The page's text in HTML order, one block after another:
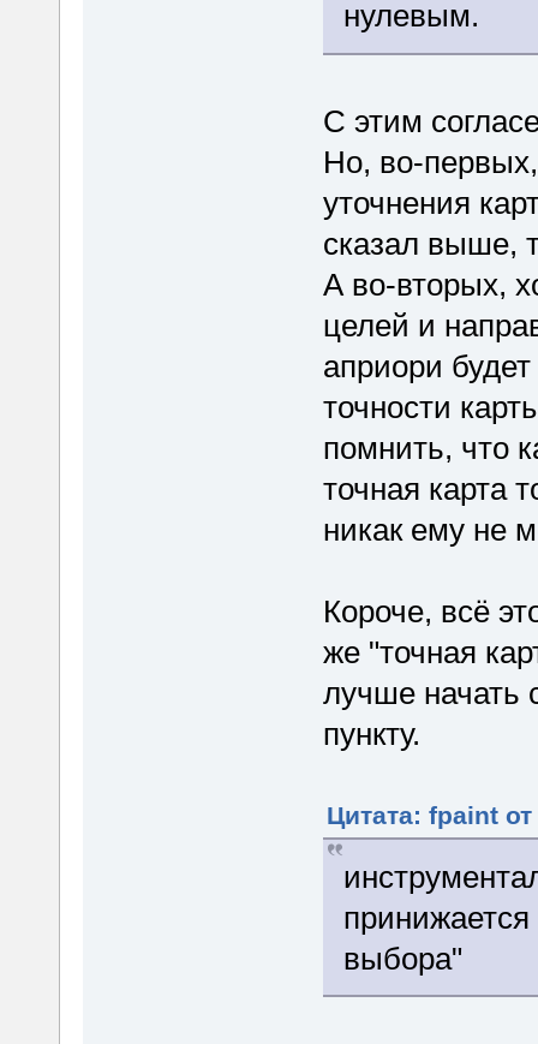
нулевым.
С этим
Но, во-
уточнения
сказал выше,
А во-вторых,
целей и
априори
точности
помнить, что
точная карта
никак ему не
Короче, всё
же "точная
лучше начать
пункту.
Цитата: fpaint
принижается
выбора"